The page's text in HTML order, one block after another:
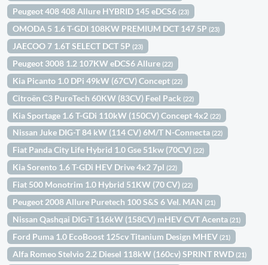
Peugeot 408 408 Allure HYBRID 145 eDCS6(23)
OMODA 5 1.6 T-GDI 108KW PREMIUM DCT 147 5P(23)
JAECOO 7 1.6T SELECT DCT 5P(23)
Peugeot 3008 1.2 107KW eDCS6 Allure(22)
Kia Picanto 1.0 DPi 49kW (67CV) Concept(22)
Citroën C3 PureTech 60KW (83CV) Feel Pack(22)
Kia Sportage 1.6 T-GDi 110kW (150CV) Concept 4x2(22)
Nissan Juke DIG-T 84 kW (114 CV) 6M/T N-Connecta(22)
Fiat Panda City Life Hybrid 1.0 Gse 51kw (70CV)(22)
Kia Sorento 1.6 T-GDi HEV Drive 4x2 7pl(22)
Fiat 500 Monotrim 1.0 Hybrid 51KW (70 CV)(22)
Peugeot 2008 Allure Puretech 100 S&S 6 Vel. MAN(21)
Nissan Qashqai DIG-T 116kW (158CV) mHEV CVT Acenta(21)
Ford Puma 1.0 EcoBoost 125cv Titanium Design MHEV(21)
Alfa Romeo Stelvio 2.2 Diesel 118kW (160cv) SPRINT RWD(21)